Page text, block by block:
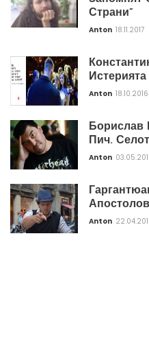
Страни”
Anton 18.11.2017
Anton 18.10.2016
Борислав
Пич.
Anton
Anton